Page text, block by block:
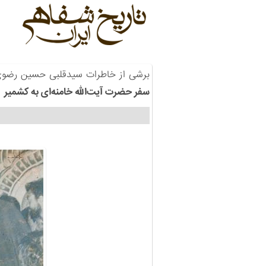
برشی از خاطرات سیدقلبی حسین
سفر حضرت آیت‌الله خامنه‌ای به کشمیر